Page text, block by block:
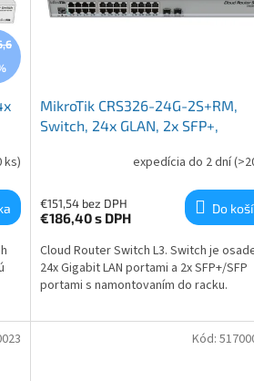
ks)
MikroTik CRS326-24G-2S+RM,
Switch, 24x GLAN, 2x SFP+,
expedícia do 2 dní
€151,54 bez DPH
€186,40s DPH
Do
Cloud Router Switch L3. Switch je
24x Gigabit LAN portami a 2x SFP+/SFP
portami s namontovaním do racku.
Kód: